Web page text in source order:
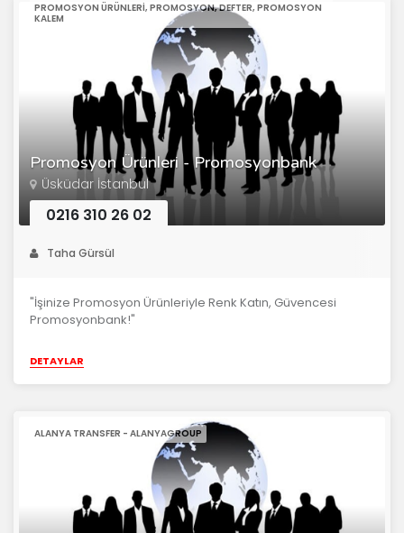
Promosyon Ürünleri - Promosyonbank
PROMOSYON ÜRÜNLERI, PROMOSYON, DEFTER, PROMOSYON
KALEM
Üsküdar İstanbul
0216 310 26 02
Taha Gürsül
"İşinize Promosyon Ürünleriyle Renk Katın, Güvencesi
Promosyonbank!"
DETAYLAR
ALANYA TRANSFER - ALANYAGROUP